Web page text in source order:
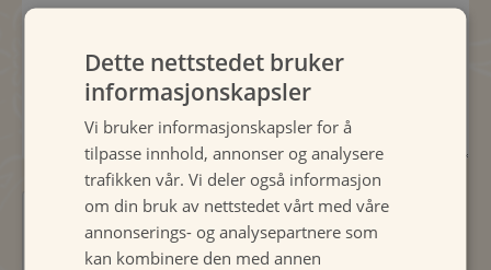
Dette nettstedet bruker
informasjonskapsler
Vi bruker informasjonskapsler for å
tilpasse innhold, annonser og analysere
trafikken vår. Vi deler også informasjon
om din bruk av nettstedet vårt med våre
annonserings- og analysepartnere som
kan kombinere den med annen